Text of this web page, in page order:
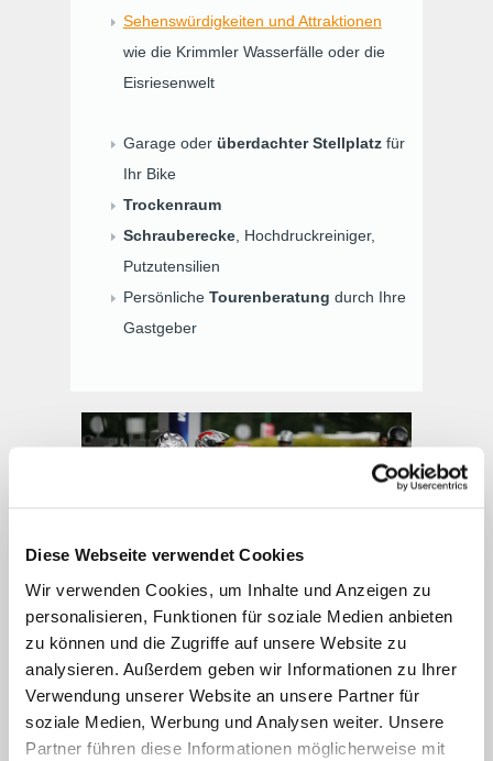
Diese Webseite verwendet Cookies
Wir verwenden Cookies, um Inhalte und Anzeigen zu
personalisieren, Funktionen für soziale Medien anbieten
zu können und die Zugriffe auf unsere Website zu
analysieren. Außerdem geben wir Informationen zu Ihrer
Verwendung unserer Website an unsere Partner für
soziale Medien, Werbung und Analysen weiter. Unsere
Partner führen diese Informationen möglicherweise mit
Sehenswürdigkeiten und Attraktionen
wie die Krimmler Wasserfälle oder die
Eisriesenwelt
Garage oder überdachter Stellplatzfür
Ihr Bike
Trockenraum
Schrauberecke, Hochdruckreiniger,
Putzutensilien
Persönliche Tourenberatung durch Ihre
Gastgeber
Salzburger Land, im angrenzenden Tirol,
Kärnten oder Bayern tanken Sie am besten im
hauseigenen Schwimmbad oder